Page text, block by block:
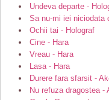
Undeva departe -
Sa nu-mi iei niciodata
Ochii tai - Holograf
Cine - Hara
Vreau - Hara
Lasa - Hara
Durere fara sfarsit -
Nu refuza dragostea -